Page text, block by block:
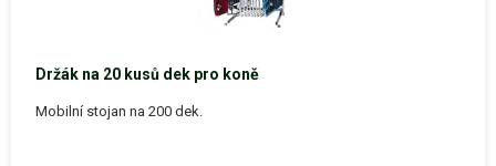
Držák na 20 kusů dek pro koně
Mobilní stojan na 200 dek.